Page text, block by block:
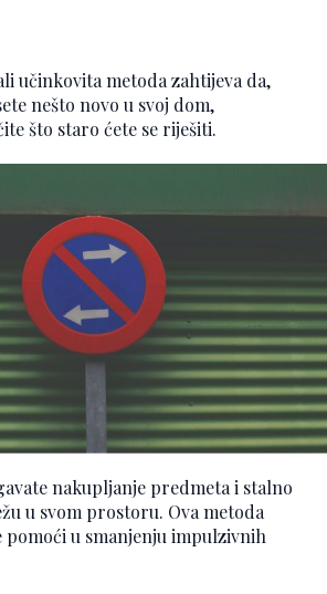
učinkovita metoda zahtijeva da,
nešto novo u svoj dom,
što staro ćete se riješiti.
nakupljanje predmeta i stalno
u svom prostoru. Ova metoda
pomoći u smanjenju impulzivnih